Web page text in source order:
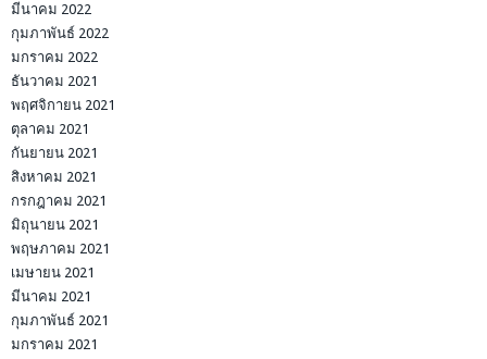
มีนาคม 2022
กุมภาพันธ์ 2022
มกราคม 2022
ธันวาคม 2021
พฤศจิกายน 2021
ตุลาคม 2021
กันยายน 2021
สิงหาคม 2021
กรกฎาคม 2021
มิถุนายน 2021
พฤษภาคม 2021
เมษายน 2021
มีนาคม 2021
กุมภาพันธ์ 2021
มกราคม 2021